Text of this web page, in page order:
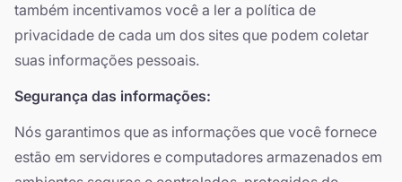
também incentivamos você a ler a política de
privacidade de cada um dos sites que podem coletar
suas informações pessoais.
Segurança das informações:
Nós garantimos que as informações que você fornece
estão em servidores e computadores armazenados em